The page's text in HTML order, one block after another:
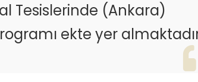
Tesislerinde (Ankara)
ekte yer